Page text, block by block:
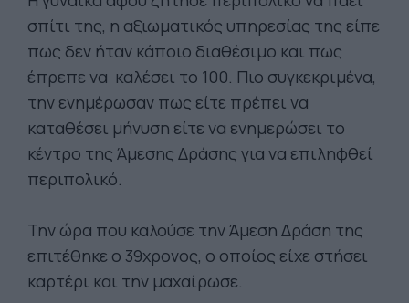
σπίτι της, η αξιωματικός υπηρεσίας της είπε
πως δεν ήταν κάποιο διαθέσιμο και πως
έπρεπε να καλέσει το 100. Πιο συγκεκριμένα,
την ενημέρωσαν πως είτε πρέπει να
καταθέσει μήνυση είτε να ενημερώσει το
κέντρο της Άμεσης Δράσης για να επιληφθεί
περιπολικό.
Την ώρα που καλούσε την Άμεση Δράση της
επιτέθηκε ο 39χρονος, ο οποίος είχε στήσει
καρτέρι και την μαχαίρωσε.